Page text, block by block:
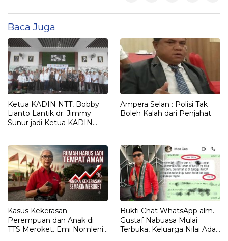
Baca Juga
Ketua KADIN NTT, Bobby
Lianto Lantik dr. Jimmy
Sunur jadi Ketua KADIN
Ampera Selan : Polisi Tak
Boleh Kalah dari Penjahat
Kasus Kekerasan
Perempuan dan Anak di
TTS Meroket. Emi Nomleni :
Bukti Chat WhatsApp alm.
Gustaf Nabuasa Mulai
Terbuka, Keluarga Nilai Ada